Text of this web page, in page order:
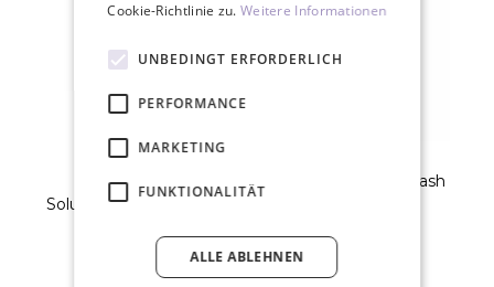
RefectoCil Saline
Solution Kochsalz­lösung
5,80 €
RefectoCil Brow & Lash
54,00 €
Cookie-Richtlinie zu.Weitere Informationen
UNBEDINGT ERFORDERLICH
PERFORMANCE
MARKETING
FUNKTIONALITÄT
ALLE ABLEHNEN